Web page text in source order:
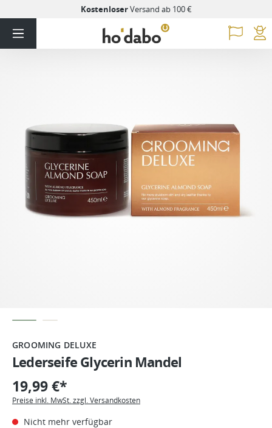
KostenloserVersand ab 100 €
GROOMING DELUXE
Lederseife Glycerin Mandel
19,99 €*
Preise inkl. MwSt. zzgl. Versandkosten
Nicht mehr verfügbar